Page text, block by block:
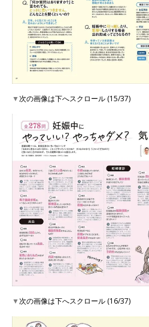
▼次の画像は下へスクロール (15/37)
▼次の画像は下へスクロール (16/37)